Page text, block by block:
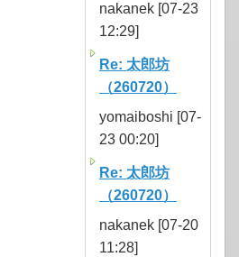
nakanek [07-23
12:29]
Re: 太郎坊
（260720）
yomaiboshi [07-
23 00:20]
Re: 太郎坊
（260720）
nakanek [07-20
11:28]